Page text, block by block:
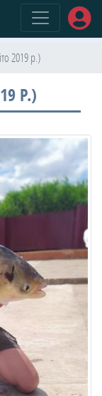
2019 р.)
Р.)